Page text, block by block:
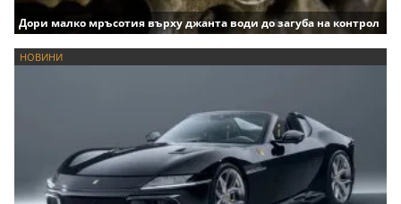
Дори малко мръсотия върху джанта води до загуба на контрол
НОВИНИ